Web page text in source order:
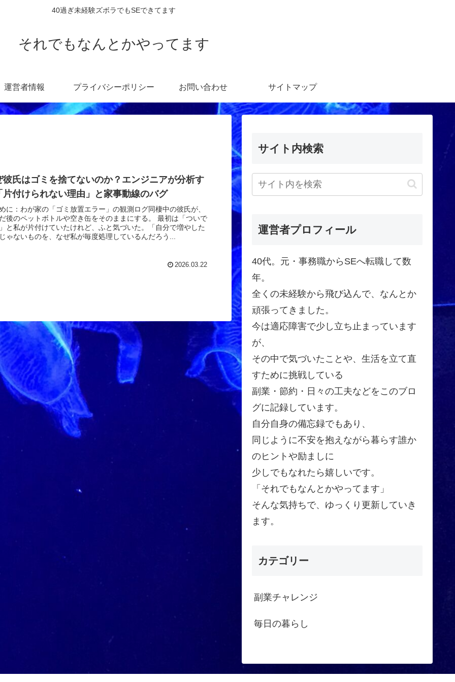
40過ぎ未経験ズボラでもSEできてます
それでもなんとかやってます
運営者情報 プライバシーポリシー お問い合わせ サイトマップ
彼氏はゴミを捨てないのか？エンジニアが分析す
片付けられない理由」と家事動線のバグ
に：わが家の「ゴミ放置エラー」の観測ログ同棲中の彼氏が、
後のペットボトルや空き缶をそのままにする。 最初は「ついで
と私が片付けていたけれど、ふと気づいた。「自分で増やした
ゃないものを、なぜ私が毎度処理しているんだろう...
2026.03.22
サイト内検索
運営者プロフィール
40代。元・事務職からSEへ転職して数
年。
全くの未経験から飛び込んで、なんとか
頑張ってきました。
今は適応障害で少し立ち止まっています
が、
その中で気づいたことや、生活を立て直
すために挑戦している
副業・節約・日々の工夫などをこのブロ
グに記録しています。
自分自身の備忘録でもあり、
同じように不安を抱えながら暮らす誰か
のヒントや励ましに
少しでもなれたら嬉しいです。
「それでもなんとかやってます」
そんな気持ちで、ゆっくり更新していき
ます。
カテゴリー
副業チャレンジ
毎日の暮らし